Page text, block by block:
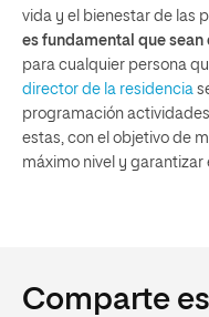
vida y el bienestar de las
es fundamental que
para cualquier persona
director de la residencia
programación
estas, con el objetivo de
máximo nivel y garantizar
Comparte